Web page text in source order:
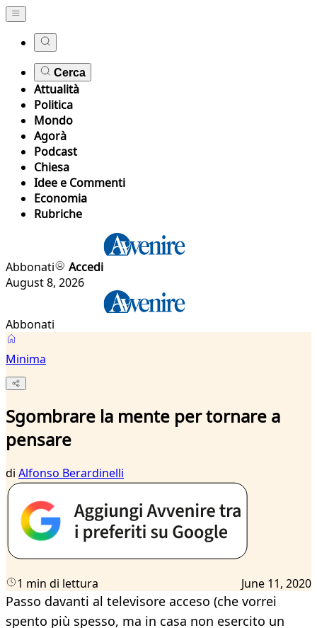
Cerca
Attualità
Politica
Mondo
Agorà
Podcast
Chiesa
Idee e Commenti
Economia
Rubriche
Abbonati
Accedi
August 8, 2026
Abbonati
Minima
Sgombrare la mente per tornare a
pensare
di Alfonso Berardinelli
1 min di lettura June 11, 2020
Passo davanti al televisore acceso (che vorrei
spento più spesso, ma in casa non esercito un